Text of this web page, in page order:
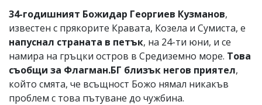
34-годишният Божидар Георгиев Кузманов,
известен с прякорите Кравата, Козела и Сумиста, е
напуснал страната в петък, на 24-ти юни, и се
намира на гръцки остров в Средиземно море. Това
съобщи за Флагман.БГ близък негов приятел,
който смята, че всъщност Божо нямал никакъв
проблем с това пътуване до чужбина.